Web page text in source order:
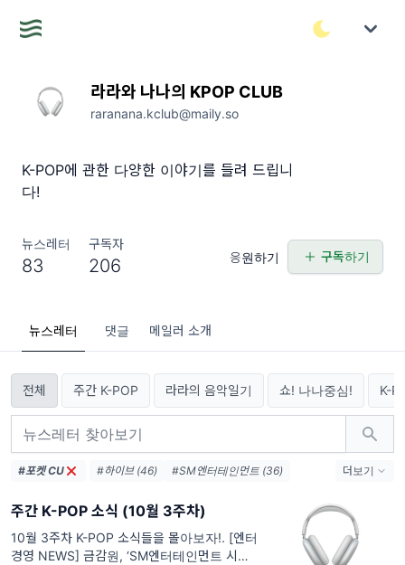
라라와 나나의 KPOP CLUB
raranana.kclub@maily.so
K-POP에 관한 다양한 이야기를 들려 드립니
다!
뉴스레터
83
구독자
206 응원하기 구독하기
뉴스레터 댓글 메일러 소개
전체 주간 K-POP 라라의 음악일기 쇼! 나나중심! K-
#포켓 CU #하이브 (46)
#SM엔터테인먼트 (36)
#블랙핑크 (18)
#방탄소년단 (18)
#정국 (16)
#케이팝 (14)
#카카오 (14)
#스포티파이 (13)
#세븐틴 (12)
#HYBE (12)
더보기
주간 K-POP 소식 (10월 3주차)
10월 3주차 K-POP 소식들을 몰아보자!. [엔터
경영 NEWS] 금감원, ‘SM엔터테인먼트 시세조